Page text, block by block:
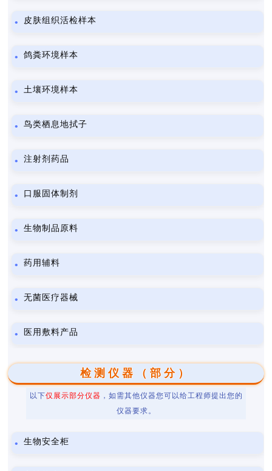
皮肤组织活检样本
鸽粪环境样本
土壤环境样本
鸟类栖息地拭子
注射剂药品
口服固体制剂
生物制品原料
药用辅料
无菌医疗器械
医用敷料产品
检测仪器（部分）
以下仅展示部分仪器 ，如需其他仪器您可以给工程师提出您的
仪器要求。
生物安全柜